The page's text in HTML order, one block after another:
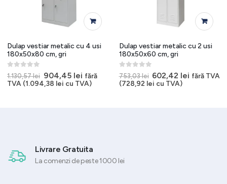
Dulap vestiar metalic cu 4 usi
180x50x80 cm, gri
0 out of 5
1.130,57lei Prețul
inițial
a
904,45 leiPrețul
curent
fără
TVA (1.094,38 lei cu TVA)
Dulap vestiar metalic cu 2 usi
180x50x60 cm, gri
0out of 5
753,03lei Prețul
inițial
602,42 lei Prețul
fără TVA
(728,92 lei cu TVA)
Livrare Gratuita
La comenzi de peste 1000 lei